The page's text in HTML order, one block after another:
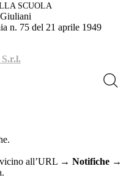
SCUOLA
n. 75 del 21 aprile 1949
all’URL → Notifiche →